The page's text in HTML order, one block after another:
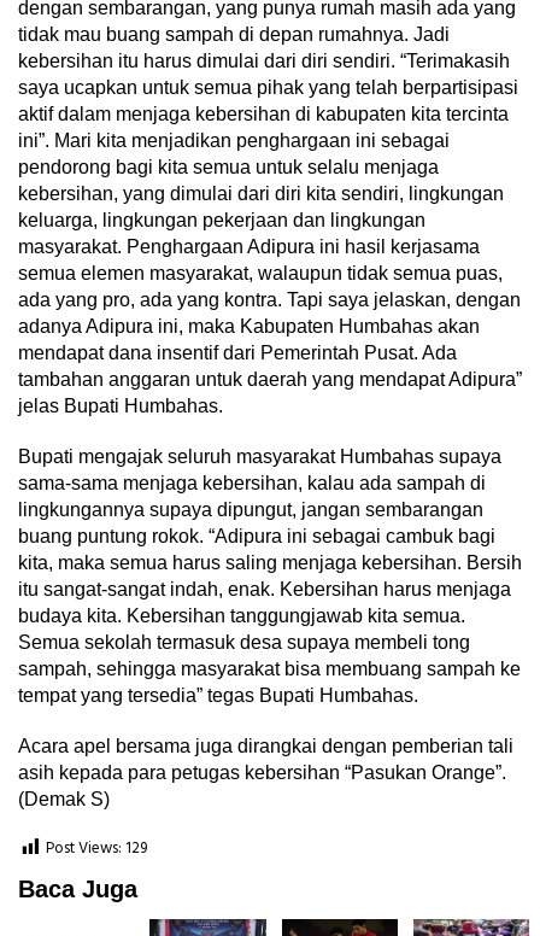
dengan sembarangan, yang punya rumah masih ada yang
tidak mau buang sampah di depan rumahnya. Jadi
kebersihan itu harus dimulai dari diri sendiri. “Terimakasih
saya ucapkan untuk semua pihak yang telah berpartisipasi
aktif dalam menjaga kebersihan di kabupaten kita tercinta
ini”. Mari kita menjadikan penghargaan ini sebagai
pendorong bagi kita semua untuk selalu menjaga
kebersihan, yang dimulai dari diri kita sendiri, lingkungan
keluarga, lingkungan pekerjaan dan lingkungan
masyarakat. Penghargaan Adipura ini hasil kerjasama
semua elemen masyarakat, walaupun tidak semua puas,
ada yang pro, ada yang kontra. Tapi saya jelaskan, dengan
adanya Adipura ini, maka Kabupaten Humbahas akan
mendapat dana insentif dari Pemerintah Pusat. Ada
tambahan anggaran untuk daerah yang mendapat Adipura”
jelas Bupati Humbahas.
Bupati mengajak seluruh masyarakat Humbahas supaya
sama-sama menjaga kebersihan, kalau ada sampah di
lingkungannya supaya dipungut, jangan sembarangan
buang puntung rokok. “Adipura ini sebagai cambuk bagi
kita, maka semua harus saling menjaga kebersihan. Bersih
itu sangat-sangat indah, enak. Kebersihan harus menjaga
budaya kita. Kebersihan tanggungjawab kita semua.
Semua sekolah termasuk desa supaya membeli tong
sampah, sehingga masyarakat bisa membuang sampah ke
tempat yang tersedia” tegas Bupati Humbahas.
Acara apel bersama juga dirangkai dengan pemberian tali
asih kepada para petugas kebersihan “Pasukan Orange”.
(Demak S)
Post Views: 129
Baca Juga